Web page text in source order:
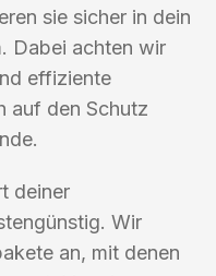
sie sicher in dein
Dabei achten wir
effiziente
auf den Schutz
deiner
Wir
an, mit denen